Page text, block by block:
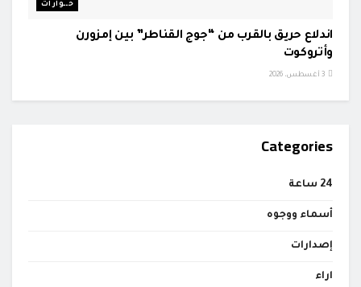
حــــوارات
اندلاع حريق بالقرب من “جوج القناطر” بين إمزورن
وأتروكوت
Categories
24 ساعة
أسماء ووجوه
إصدارات
اراء